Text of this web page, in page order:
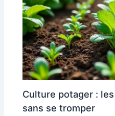
Culture potager :
sans se tromper